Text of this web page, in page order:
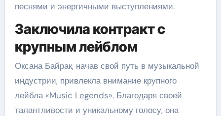
песнями и энергичными выступлениями.
Заключила контракт с
крупным лейблом
Оксана Байрак, начав свой путь в музыкальной
индустрии, привлекла внимание крупного
лейбла «Music Legends». Благодаря своей
талантливости и уникальному голосу, она